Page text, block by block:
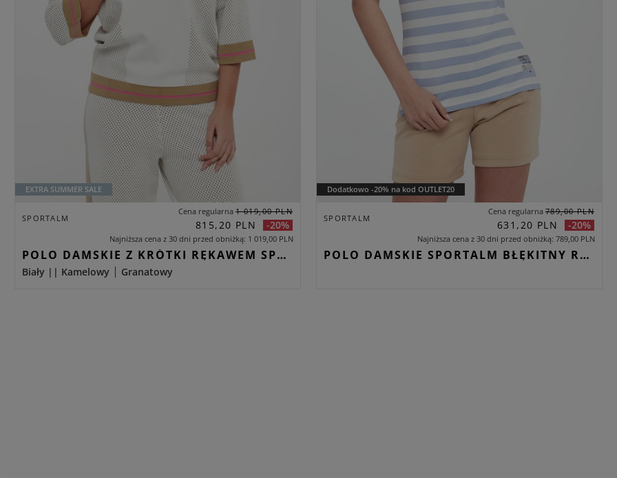
EXTRA SUMMER SALE
SPORTALM
Cena regularna 1 019,00 PLN
815,20 PLN -20%
Najniższa cena z 30 dni przed obniżką 1 019,00 PLN
POLO DAMSKIE Z KRÓTKI RĘKAWEM SPORTALM BIAŁY RELAXED
Biały || Kamelowy Granatowy
Dodatkowo -20% na kod OUTLET20
SPORTALM
Cena regularna 789,00 PLN
631,20 PLN -20%
Najniższa cena z 30 dni przed obniżką 789,00 PLN
POLO DAMSKIE SPORTALM BŁĘKITNY REGULAR